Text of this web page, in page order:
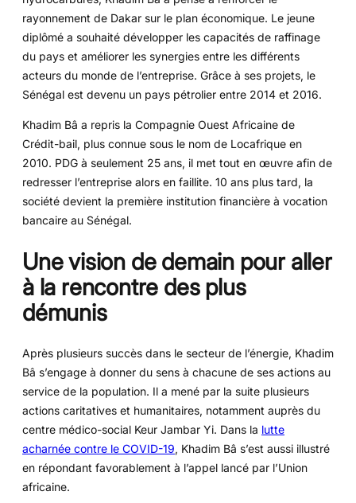
rayonnement de Dakar sur le plan économique. Le jeune
diplômé a souhaité développer les capacités de raffinage
du pays et améliorer les synergies entre les différents
acteurs du monde de l’entreprise. Grâce à ses projets, le
Sénégal est devenu un pays pétrolier entre 2014 et 2016.
Khadim Bâ a repris la Compagnie Ouest Africaine de
Crédit-bail, plus connue sous le nom de Locafrique en
2010. PDG à seulement 25 ans, il met tout en œuvre afin de
redresser l’entreprise alors en faillite. 10 ans plus tard, la
société devient la première institution financière à vocation
bancaire au Sénégal.
Une vision de demain pour aller
à la rencontre des plus
démunis
Après plusieurs succès dans le secteur de l’énergie, Khadim
Bâ s’engage à donner du sens à chacune de ses actions au
service de la population. Il a mené par la suite plusieurs
actions caritatives et humanitaires, notamment auprès du
centre médico-social Keur Jambar Yi. Dans la lutte
acharnée contre le COVID-19, Khadim Bâ s’est aussi illustré
en répondant favorablement à l’appel lancé par l’Union
africaine.